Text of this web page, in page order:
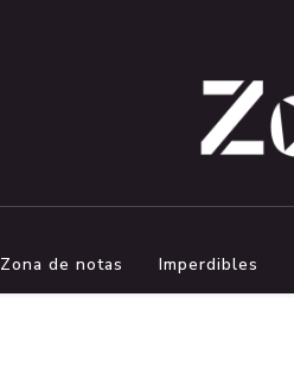
Zona de notas Imperdibles